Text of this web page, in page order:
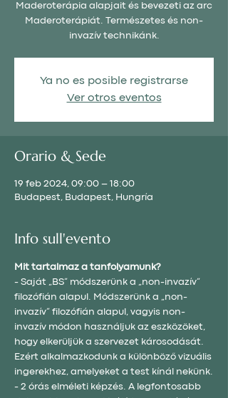
Maderoterápia alapjait és bevezeti az arc
Maderoterápiát. Természetes és non-
invazív technikánk.
Ya no es posible registrarse
Ver otros eventos
Orario & Sede
19 feb 2024, 09:00 – 18:00
Budapest, Budapest, Hungría
Info sull'evento
Mit tartalmaz a tanfolyamunk?
- Saját „BS” módszerünk a „non-invazív”
filozófián alapul. Módszerünk a „non-
invazív” filozófián alapul, vagyis non-
invazív módon használjuk az eszközöket,
hogy elkerüljük a szervezet károsodását.
Ezért alkalmazkodunk a különböző vizuális
ingerekhez, amelyeket a test kínál nekünk.
- 2 órás elméleti képzés. A legfontosabb